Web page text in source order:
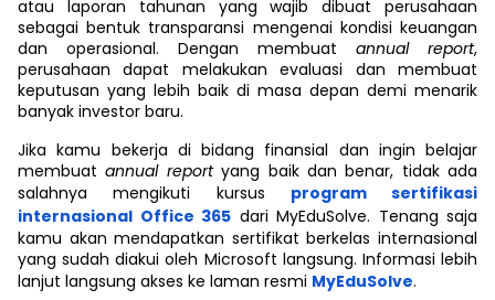
atau laporan tahunan yang wajib dibuat perusahaan
sebagai bentuk transparansi mengenai kondisi keuangan
dan operasional. Dengan membuat annual report,
perusahaan dapat melakukan evaluasi dan membuat
keputusan yang lebih baik di masa depan demi menarik
banyak investor baru.
Jika kamu bekerja di bidang finansial dan ingin belajar
membuatannual reportyang baik dan benar, tidak ada
salahnya mengikuti kursus program sertifikasi
internasional Office 365 dari MyEduSolve. Tenang saja
kamu akan mendapatkan sertifikat berkelas internasional
yang sudah diakui oleh Microsoft langsung. Informasi lebih
lanjut langsung akses ke laman resmi MyEduSolve.